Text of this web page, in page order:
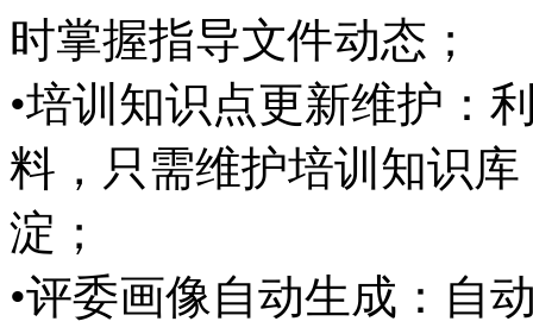
时掌握指导文件动态；
•培训知识点更新维护
料，只需维护培训知识
淀；
•评委画像自动生成：自